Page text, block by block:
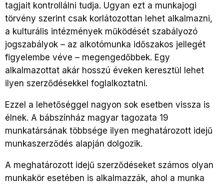
tagjait kontrollálni tudja. Ugyan ezt a munkajogi
törvény szerint csak korlátozottan lehet alkalmazni,
a kulturális intézmények működését szabályozó
jogszabályok – az alkotómunka időszakos jellegét
figyelembe véve – megengedőbbek. Egy
alkalmazottat akár hosszú éveken keresztül lehet
ilyen szerződésekkel foglalkoztatni.
Ezzel a lehetőséggel nagyon sok esetben vissza is
élnek. A bábszínház magyar tagozata 19
munkatársának többsége ilyen meghatározott idejű
munkaszerződés alapján dolgozik.
A meghatározott idejű szerződéseket számos olyan
munkakör esetében is alkalmazzák, ahol a munka